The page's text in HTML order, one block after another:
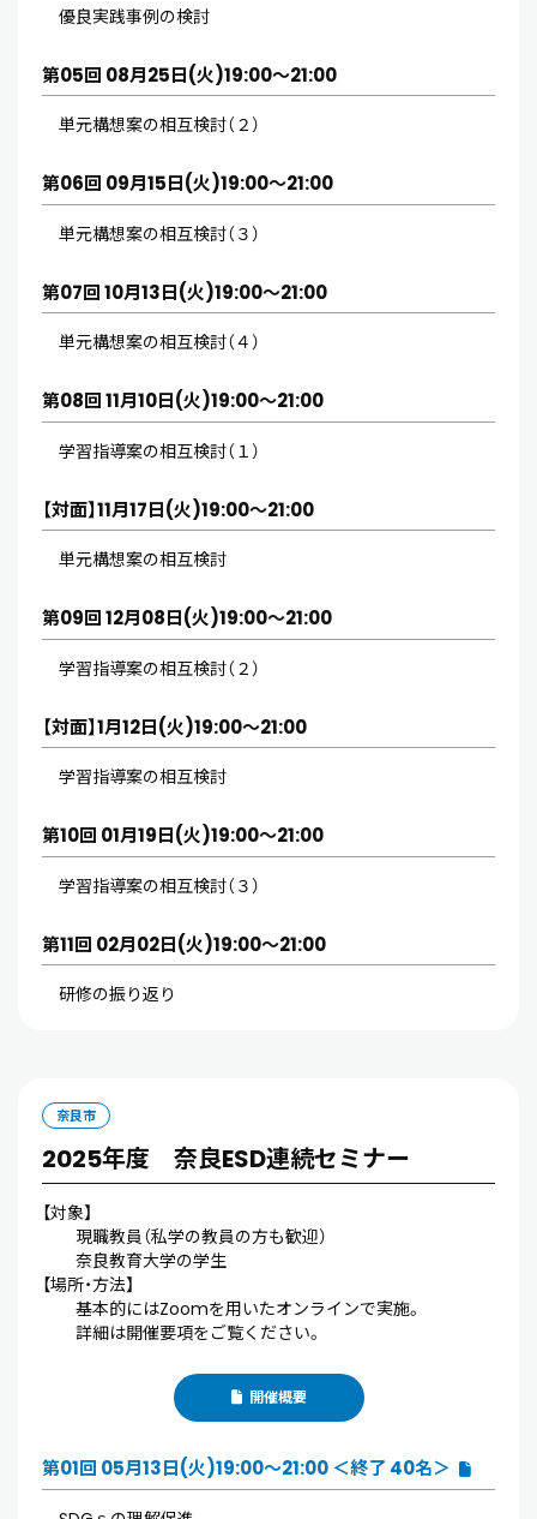
優良実践事例の検討
第05回 08月25日(火)19:00～21:00
単元構想案の相互検討（２）
第06回 09月15日(火)19:00～21:00
単元構想案の相互検討（３）
第07回 10月13日(火)19:00～21:00
単元構想案の相互検討（４）
第08回 11月10日(火)19:00～21:00
学習指導案の相互検討（１）
【対面】11月17日(火)19:00～21:00
単元構想案の相互検討
第09回 12月08日(火)19:00～21:00
学習指導案の相互検討（２）
【対面】1月12日(火)19:00～21:00
学習指導案の相互検討
第10回 01月19日(火)19:00～21:00
学習指導案の相互検討（３）
第11回 02月02日(火)19:00～21:00
研修の振り返り
奈良市
2025年度 奈良ESD連続セミナー
【対象】
現職教員（私学の教員の方も歓迎）
奈良教育大学の学生
【場所・方法】
基本的にはZoomを用いたオンラインで実施。
詳細は開催要項をご覧ください。
開催概要
第01回 05月13日(火)19:00～21:00 ＜終了 40名＞